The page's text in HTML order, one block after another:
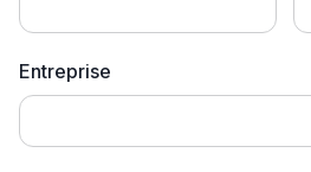
Entreprise